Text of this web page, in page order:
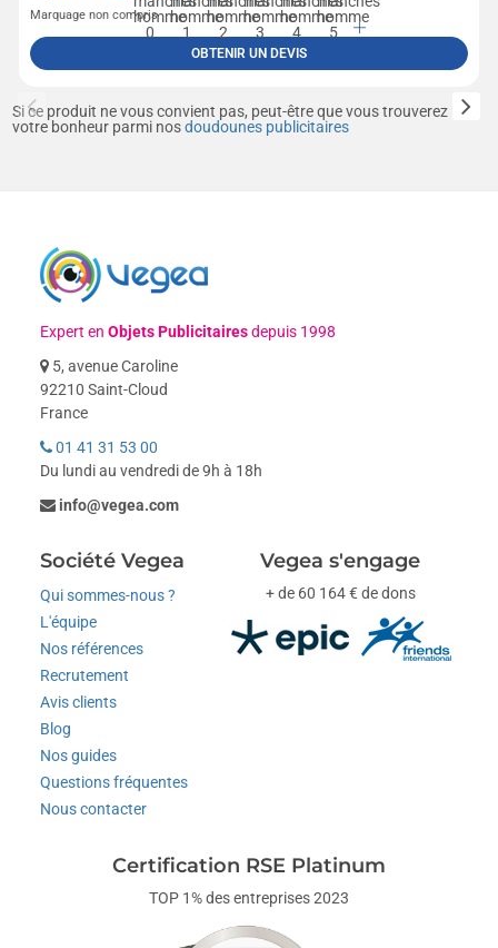
Marquage non compris
OBTENIR UN DEVIS
Si ce produit ne vous convient pas, peut-être que vous trouverez
votre bonheur parmi nosdoudounes publicitaires
Expert enObjets Publicitairesdepuis 1998
5, avenue Caroline
92210 Saint-Cloud
France
01 41 31 53 00
Du lundi au vendredi de 9h à 18h
info@vegea.com
Société Vegea
Qui sommes-nous ?
L'équipe
Nos références
Recrutement
Avis clients
Blog
Nos guides
Questions fréquentes
Nous contacter
Vegea s'engage
+ de 60 164 € de dons
Certification RSE Platinum
TOP 1% des entreprises 2023